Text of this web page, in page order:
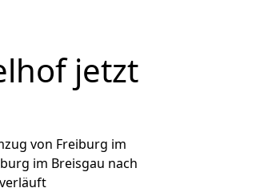
jetzt
von Freiburg im
im Breisgau nach